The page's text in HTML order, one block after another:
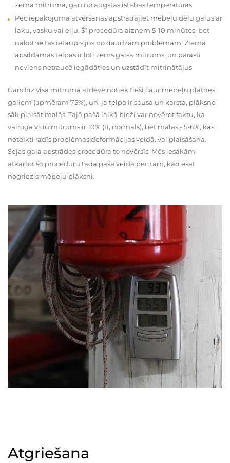
zema mitruma, gan no augstas istabas temperatūras.
Pēc iepakojuma atvēršanas apstrādājiet mēbeļu dēļu galus ar
laku, vasku vai eļļu. Šī procedūra aizņem 5-10 minūtes, bet
nākotnē tas ietaupīs jūs no daudzām problēmām. Ziemā
apsildāmās telpās ir ļoti zems gaisa mitrums, un parasti
neviens netraucē iegādāties un uzstādīt mitrinātājus.
Gandrīz visa mitruma atdeve notiek tieši caur mēbeļu plātnes
galiem (apmēram 75%), un, ja telpa ir sausa un karsta, plāksne
sāk plaisāt malās. Tajā pašā laikā bieži var novērot faktu, ka
vairoga vidū mitrums ir 10% (ti, normāls), bet malās - 5-6%, kas
noteikti radīs problēmas deformācijas veidā. vai plaisāšana.
Sejas gala apstrādes procedūra to novērsīs. Mēs iesakām
atkārtot šo procedūru tādā pašā veidā pēc tam, kad esat
nogriezis mēbeļu plāksni.
Atgriešana